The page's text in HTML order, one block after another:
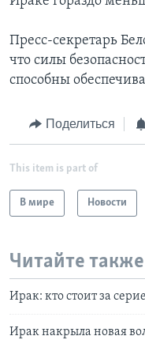
Пресс-секретарь
что силы
способны
Поделиться
This item is part of
В мире Новости
Читайте также
Ирак: кто стоит за
Ирак накрыла новая